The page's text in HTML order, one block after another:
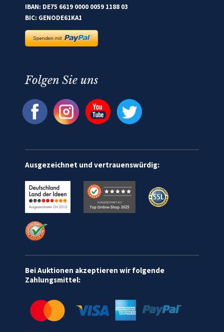
IBAN: DE75 6619 0000 0059 1188 03
BIC: GENODE61KA1
Folgen Sie uns
Ausgezeichnet und vertrauenswürdig:
Bei Auktionen akzeptieren wir folgende
Zahlungsmittel: